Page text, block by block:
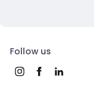
Follow us